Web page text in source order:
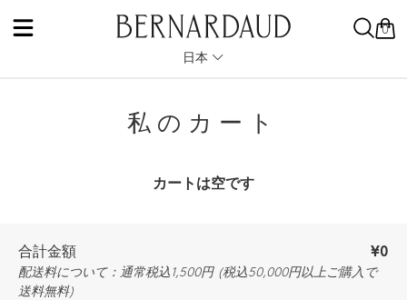
0
日本
私のカート
カートは空です
合計金額 ¥0
配送料について：通常税込1,500円 (税込50,000円以上ご購入で
送料無料)